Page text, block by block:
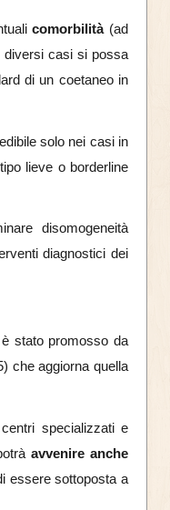
comorbilità(ad
diversi casi si possa
di un coetaneo in
solo nei casi in
lieve o borderline
disomogeneità
diagnostici dei
stato promosso da
che aggiorna quella
specializzati e
avvenire anche
essere sottoposta a